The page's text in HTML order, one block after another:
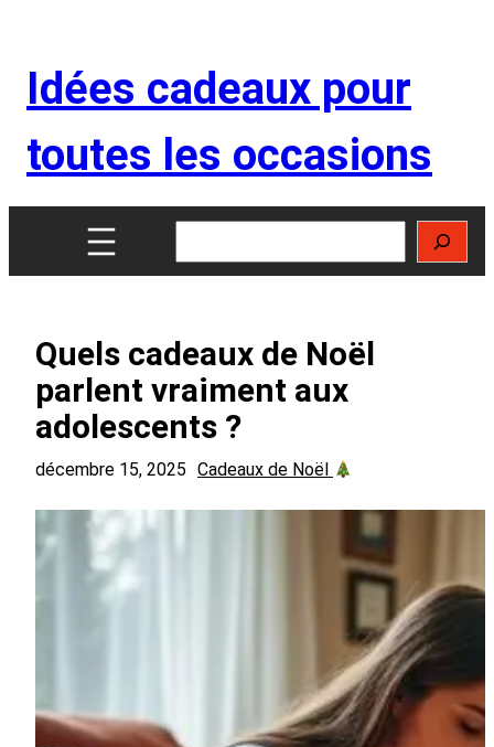
contenu
Idées cadeaux pour
toutes les occasions
Quels cadeaux de Noël
parlent vraiment aux
adolescents ?
décembre 15, 2025 Cadeaux de Noël